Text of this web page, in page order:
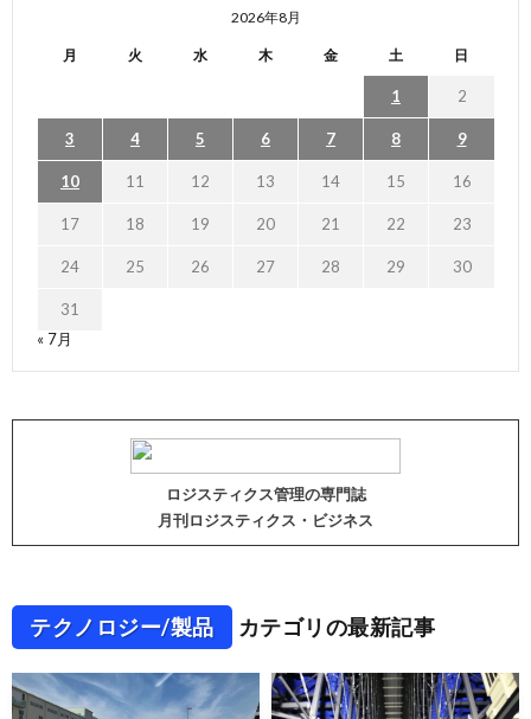
2026年8月
月 火 水 木 金 土 日
1 2
3 4 5 6 7 8 9
10 11 12 13 14 15 16
17 18 19 20 21 22 23
24 25 26 27 28 29 30
31
« 7月
ロジスティクス管理の専門誌
月刊ロジスティクス・ビジネス
テクノロジー/製品 カテゴリの最新記事